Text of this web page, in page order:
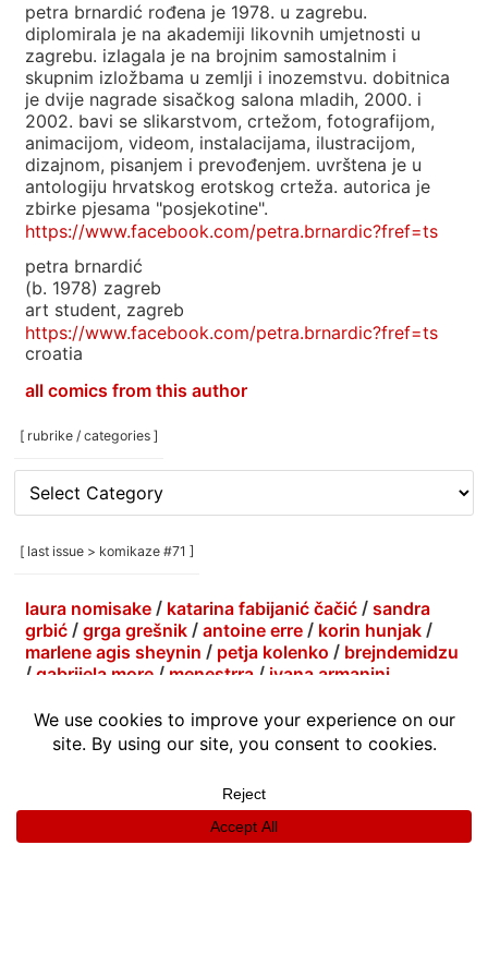
petra brnardić rođena je 1978. u zagrebu.
diplomirala je na akademiji likovnih umjetnosti u
zagrebu. izlagala je na brojnim samostalnim i
skupnim izložbama u zemlji i inozemstvu. dobitnica
je dvije nagrade sisačkog salona mladih, 2000. i
2002. bavi se slikarstvom, crtežom, fotografijom,
animacijom, videom, instalacijama, ilustracijom,
dizajnom, pisanjem i prevođenjem. uvrštena je u
antologiju hrvatskog erotskog crteža. autorica je
zbirke pjesama "posjekotine".
https://www.facebook.com/petra.brnardic?fref=ts
petra brnardić
(b. 1978) zagreb
art student, zagreb
https://www.facebook.com/petra.brnardic?fref=ts
croatia
all comics from this author
[ rubrike / categories ]
rubrike
categories
[ last issue > komikaze #71 ]
laura nomisake / katarina fabijanić čačić / sandra
grbić / grga grešnik / antoine erre / korin hunjak /
marlene agis sheynin / petja kolenko / brejndemidzu
/ gabrijela more / menestrra / ivana armanini